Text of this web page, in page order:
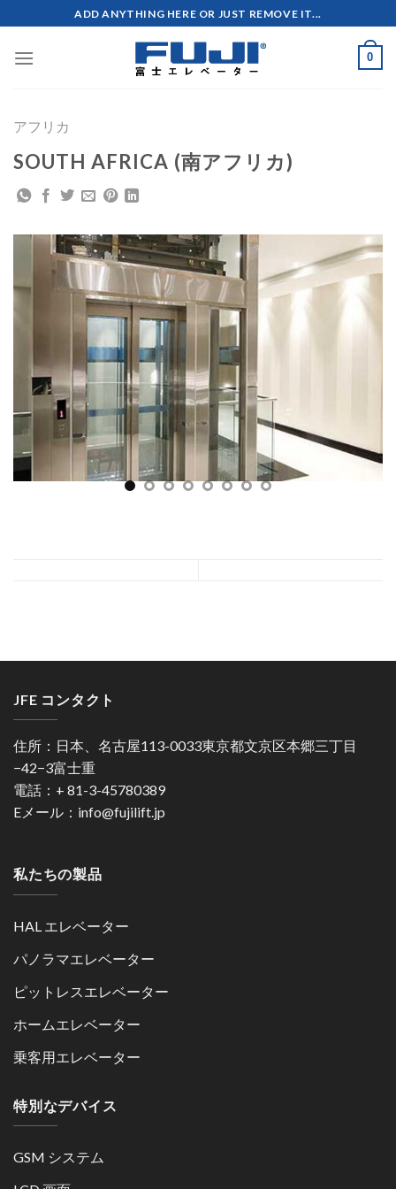
to
content
ADD ANYTHING HERE OR JUST REMOVE IT...
0
アフリカ
SOUTH AFRICA (南アフリカ)
JFE コンタクト
住所：日本、名古屋113-0033東京都文京区本郷三丁目
−42−3富士重
電話：+ 81-3-45780389
Eメール：info@fujilift.jp
私たちの製品
HAL エレベーター
パノラマエレベーター
ピットレスエレベーター
ホームエレベーター
乗客用エレベーター
特別なデバイス
GSM システム